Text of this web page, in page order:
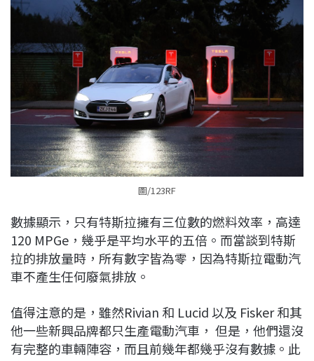
圖/123RF
數據顯示，只有特斯拉擁有三位數的燃料效率，高達
120 MPGe，幾乎是平均水平的五倍。而當談到特斯
拉的排放量時，所有數字皆為零，因為特斯拉電動汽
車不產生任何廢氣排放。
值得注意的是，雖然Rivian 和 Lucid 以及 Fisker 和其
他一些新興品牌都只生產電動汽車， 但是，他們還沒
有完整的車輛陣容，而且前幾年都幾乎沒有數據。此